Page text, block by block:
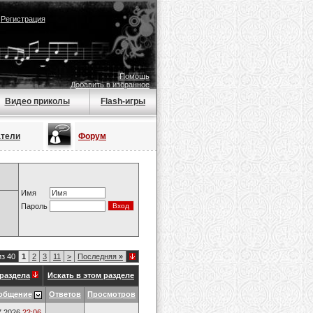
Регистрация
Помощь
Добавить в избранное
Видео приколы Flash-игры
Форум
Имя
Пароль
40 1 2 3 11 > Последняя »
Искать в этом разделе
Ответов Просмотров